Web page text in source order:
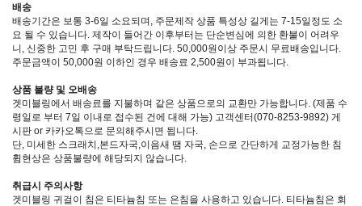
배송
배송기간은 보통 3-6일 소요되며, 주문제작 상품 특성상 길게는 7-15일정도 소
요 될 수 있습니다. 제작이 들어간 이후부터는 단순변심에 의한 환불이 어려우
니, 신중한 고민 후 구매 부탁드립니다. 50,000원이상 주문시 무료배송입니다.
주문금액이 50,000원 이하인 경우 배송료 2,500원이 부과됩니다.
상품 불량 및 오배송
겟미블링에서 배송료를 지불하며 같은 상품으로의 교환만 가능합니다. (제품 수
령일로 부터 7일 이내로 접수된 건에 대해 가능) 고객센터(070-8253-9892) 게
시판 or 카카오톡으로 문의해주시면 됩니다.
단, 미세한 스크래치,본드자국,이음새 땜 자국, 손으로 간단하게 교정가능한 침
휨현상은 상품불량에 해당되지 않습니다.
취급시 주의사항
겟미블링 귀걸이 침은 티타늄침 또는 은침을 사용하고 있습니다. 티타늄침은 회